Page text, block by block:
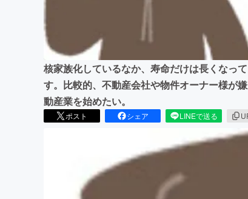
核家族化しているなか、寿命だけは長くなっ
す。比較的、不動産会社や物件オーナー様が
動産業を始めたい。
ポスト シェア LINEで送る